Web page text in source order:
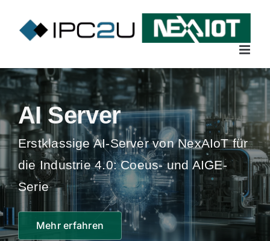
content
AI Server
Erstklassige AI-Server von NexAIoT für
die Industrie 4.0: Coeus- und AIGE-
Serie
Mehr erfahren